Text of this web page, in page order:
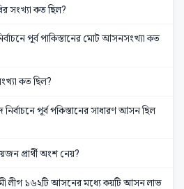
সংখ্যা কত ছিল?
পূর্ব পাকিস্তানের মোট আসনসংখ্যা কত
কত ছিল?
পূর্ব পকিস্তানের সাধারণ আসন ছিল
প্রার্থী অংশ নেয়?
লীগ ১৬২টি আসনের মধ্যে কয়টি আসন লাভ